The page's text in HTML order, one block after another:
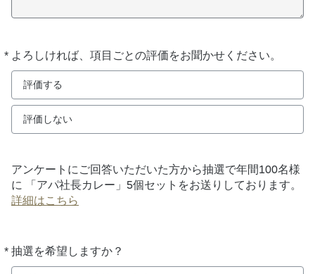
* よろしければ、項目ごとの評価をお聞かせください。
必
須
評価する
評価しない
アンケートにご回答いただいた方から抽選で年間100名様
に 「アパ社長カレー」5個セットをお送りしております。
詳細はこちら
* 抽選を希望しますか？
必
須